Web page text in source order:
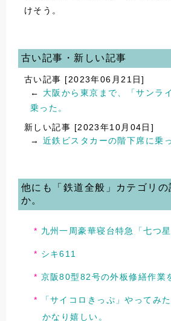
けそう。
古い記事・新しい記事
古い記事 [2023年06月21日]
← 大阪から東京まで、「サンラ
乗った。
新しい記事 [2023年10月04日]
→ 近鉄ビスタカーの階下席に乗
他にも「鉄道全般」カテゴリ
か。
九州一周豪華寝台特急「七つ
シキ611
京阪80型82号の外板修繕作業
「サイコロきっぷ」やってみ
かなり嬉しい。